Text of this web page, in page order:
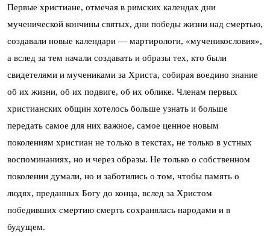
Первые христиане, отмечая в римских календах дни
мученической кончины святых, дни победы жизни над смертью,
создавали новые календари — мартирологи, «мученикословия»,
а вслед за тем начали создавать и образы тех, кто были
свидетелями и мучениками за Христа, собирая воедино знание
об их жизни, об их подвиге, об их облике. Членам первых
христианских общин хотелось больше узнать и больше
передать самое для них важное, самое ценное новым
поколениям христиан не только в текстах, не только в устных
воспоминаниях, но и через образы. Не только о собственном
поколении думали, но и заботились о том, чтобы память о
людях, преданных Богу до конца, вслед за Христом
победивших смертию смерть сохранялась народами и в
будущем.